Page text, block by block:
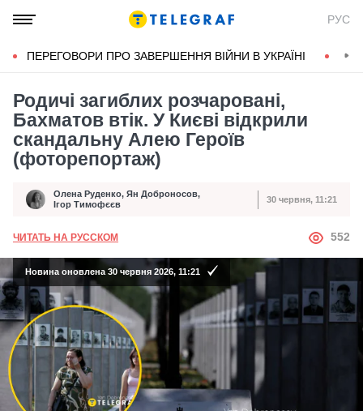
РУС
ПЕРЕГОВОРИ ПРО ЗАВЕРШЕННЯ ВІЙНИ В УКРАЇНІ
Родичі загиблих розчаровані,
Бахматов втік. У Києві відкрили
скандальну Алею Героїв
(фоторепортаж)
Автор
Олена Руденко, Ян Доброносов,
Ігор Тимофєєв
Дата публікації 30 червня, 11:21
ЧИТАТЬ НА РУССКОМ АВТОР
552
Новина оновлена 30 червня 2026, 11:21